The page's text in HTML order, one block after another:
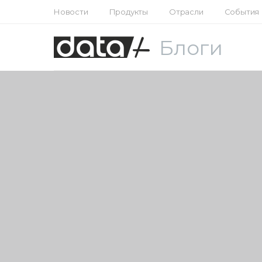
Новости Продукты Отрасли События
Блоги